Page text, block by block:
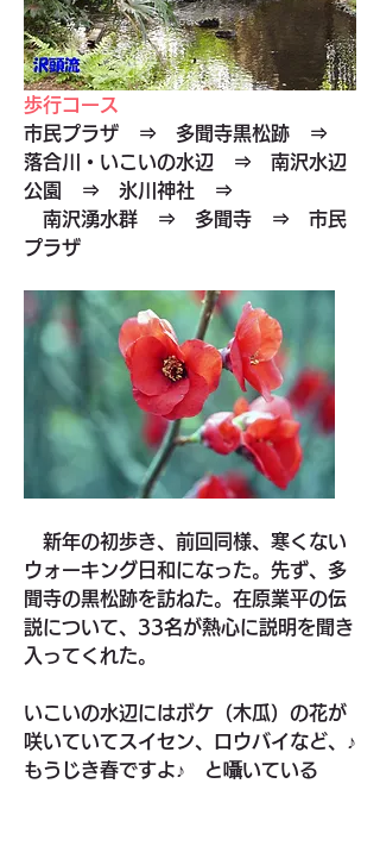
歩行コース
市民プラザ　⇒　多聞寺黒松跡　⇒
落合川・いこいの水辺　⇒　南沢水辺
公園　⇒　氷川神社　⇒
南沢湧水群　⇒　多聞寺　⇒　市民
プラザ
新年の初歩き、前回同様、寒くない
ウォーキング日和になった。先ず、多
聞寺の黒松跡を訪ねた。在原業平の伝
説について、33名が熱心に説明を聞き
入ってくれた。
いこいの水辺にはボケ（木瓜）の花が
咲いていてスイセン、ロウバイなど、♪
もうじき春ですよ♪　と囁いている